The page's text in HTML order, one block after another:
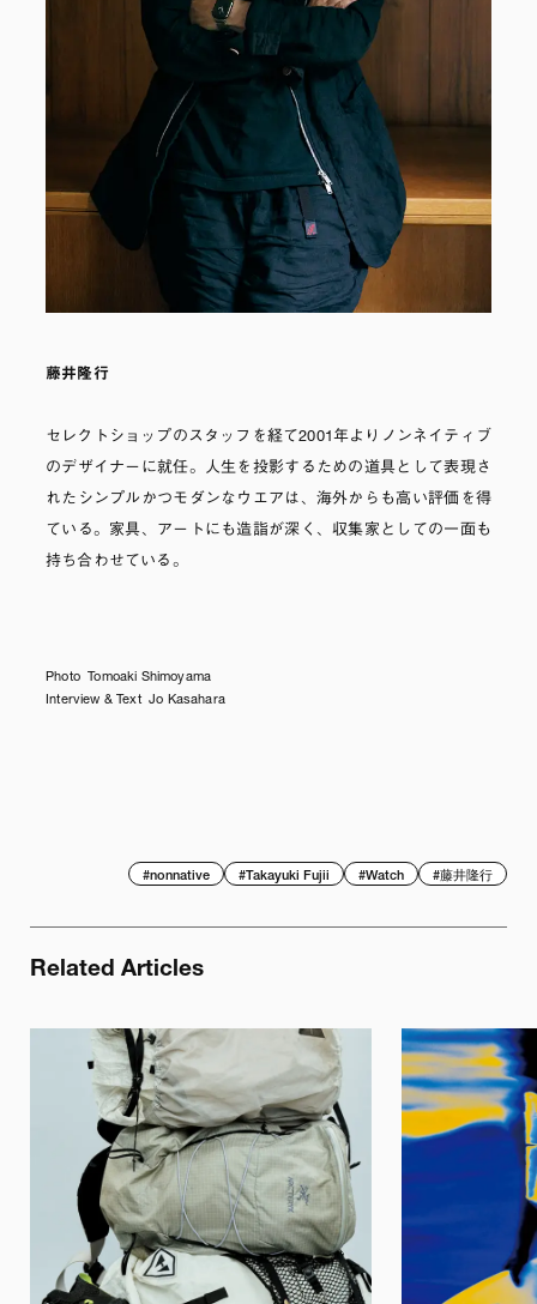
藤井隆行
セレクトショップのスタッフを経て2001年よりノンネイティブ
のデザイナーに就任。人生を投影するための道具として表現さ
れたシンプルかつモダンなウエアは、海外からも高い評価を得
ている。家具、アートにも造詣が深く、収集家としての一面も
持ち合わせている。
Photo Tomoaki Shimoyama
Interview & Text Jo Kasahara
#nonnative #Takayuki Fujii #Watch #藤井隆行
Related Articles